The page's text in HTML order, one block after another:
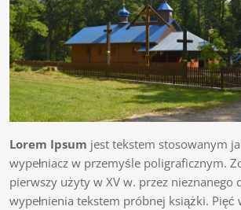
Lorem Ipsum jest tekstem stosowanym
wypełniacz w przemyśle poligraficznym.
pierwszy użyty w XV w. przez nieznanego
wypełnienia tekstem próbnej książki.